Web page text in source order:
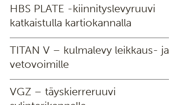
HBS PLATE -kiinnityslevyruuvi
katkaistulla kartiokannalla
TITAN V – kulmalevy leikkaus- ja
vetovoimille
VGZ – täyskierreruuvi